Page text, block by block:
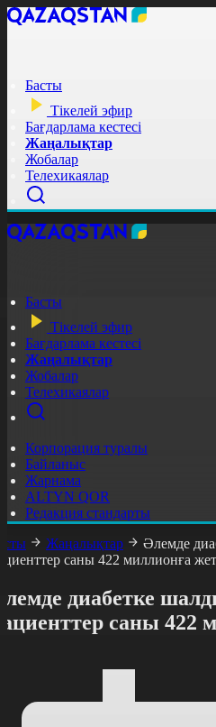
Басты
Тікелей эфир
Бағдарлама кестесі
Жаңалықтар
Жобалар
Телехикаялар
Басты
Тікелей эфир
Бағдарлама кестесі
Жаңалықтар
Жобалар
Телехикаялар
Корпорация туралы
Байланыс
Жарнама
ALTYN QOR
Редакция стандарты
Жаңалықтар
Әлемде
саны 422 миллионға
диабетке
саны 422